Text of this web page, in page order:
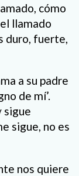
cómo
llamado
duro, fuerte,
a su padre
de mí’.
sigue
sigue, no es
nos quiere